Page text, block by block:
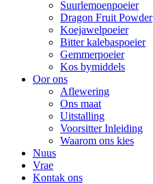
Suurlemoenpoeier
Dragon Fruit Powder
Koejawelpoeier
Bitter kalebaspoeier
Gemmerpoeier
Kos bymiddels
Oor ons
Aflewering
Ons maat
Uitstalling
Voorsitter Inleiding
Waarom ons kies
Nuus
Vrae
Kontak ons